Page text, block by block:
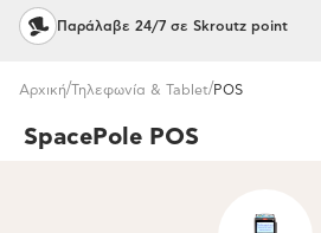
Παράλαβε 24/7 σε Skroutz point
Αρχική/Τηλεφωνία & Tablet/POS
SpacePole POS